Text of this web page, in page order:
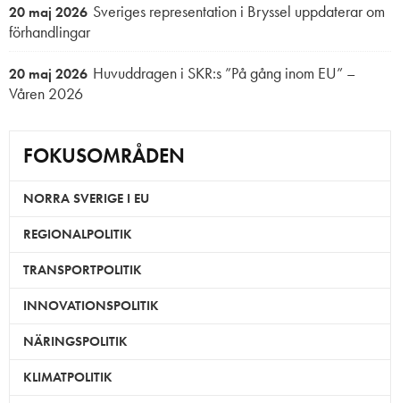
20 maj 2026 Sveriges representation i Bryssel uppdaterar om
förhandlingar
20 maj 2026 Huvuddragen i SKR:s ”På gång inom EU” –
Våren 2026
FOKUSOMRÅDEN
NORRA SVERIGE I EU
REGIONALPOLITIK
TRANSPORTPOLITIK
INNOVATIONSPOLITIK
NÄRINGSPOLITIK
KLIMATPOLITIK